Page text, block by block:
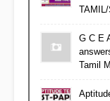
G C E
Tamil